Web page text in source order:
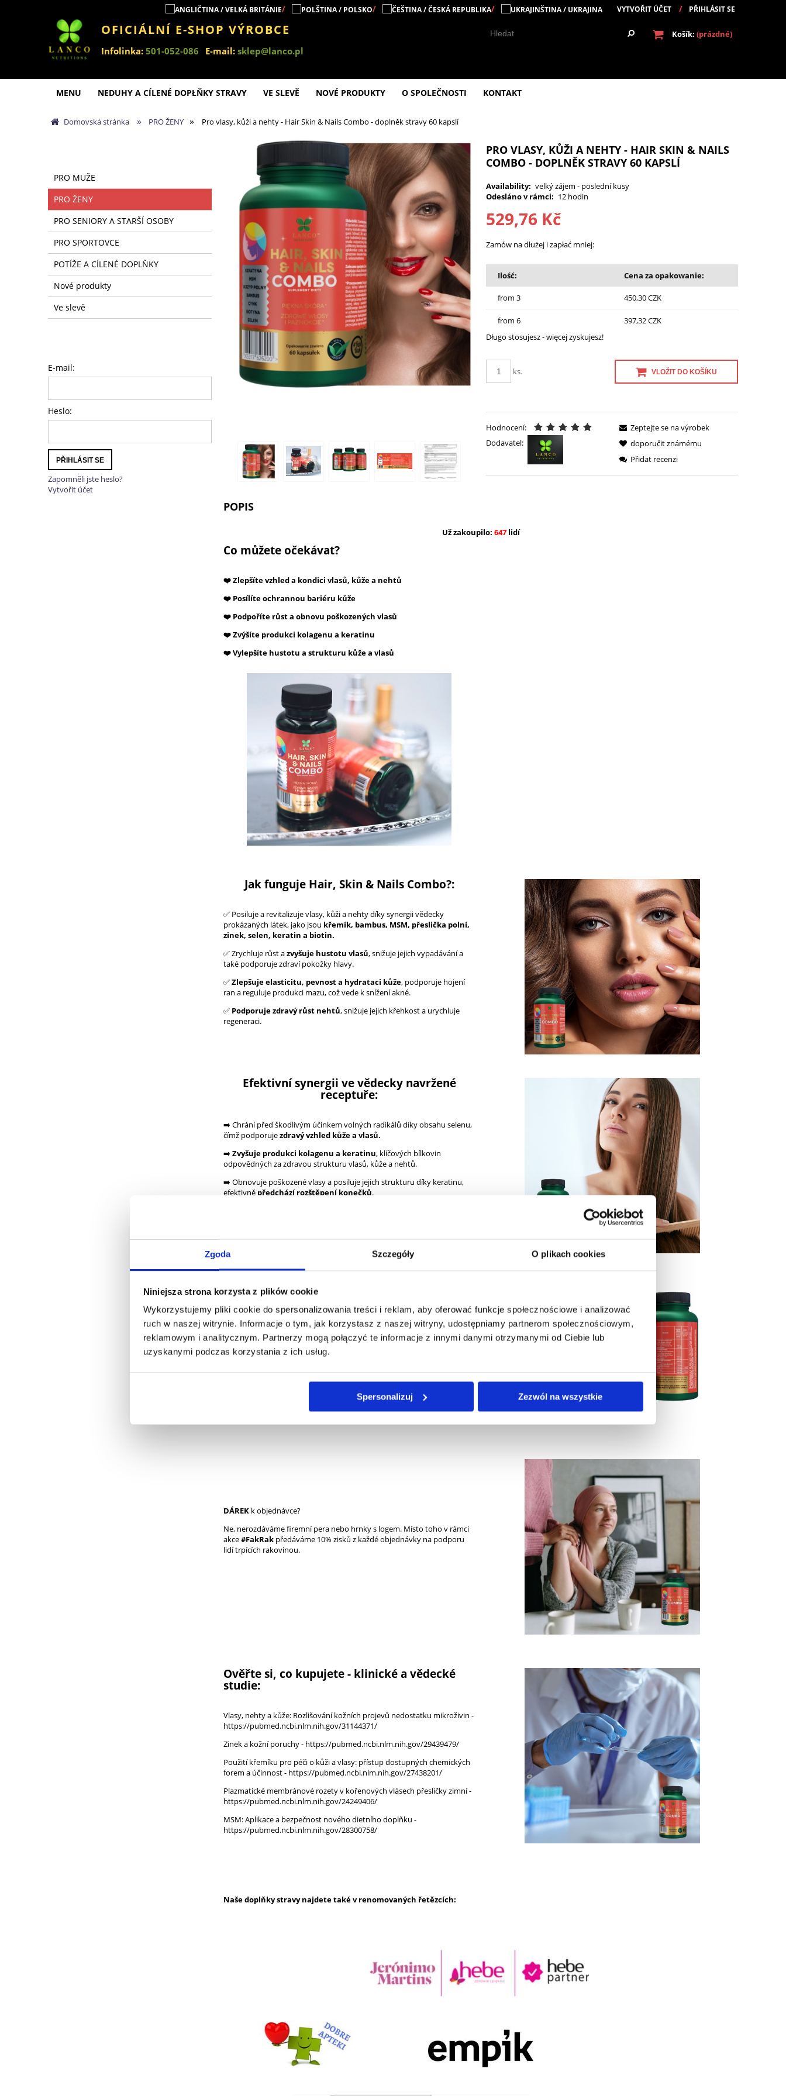
Zgoda Szczegóły O plikach cookies
Niniejsza strona korzysta z plików cookie
Wykorzystujemy pliki cookie do spersonalizowania treści i reklam, aby oferować funkcje społecznościowe i analizować
ruch w naszej witrynie. Informacje o tym, jak korzystasz z naszej witryny, udostępniamy partnerom społecznościowym,
reklamowym i analitycznym. Partnerzy mogą połączyć te informacje z innymi danymi otrzymanymi od Ciebie lub
uzyskanymi podczas korzystania z ich usług.
Spersonalizuj Zezwól na wszystkie
VYTVOŘIT ÚČET PŘIHLÁSIT SE
OFICIÁLNÍ E-SHOP VÝROBCE
Infolinka: 501-052-086 E-mail: sklep@lanco.pl
Košík: (prázdné)
MENU NEDUHY A CÍLENÉ DOPŁŇKY STRAVY VE SLEVĚ NOVÉ PRODUKTY O SPOLEČNOSTI KONTAKT
Domovská stránka » PRO ŽENY » Pro vlasy, kůži a nehty - Hair Skin & Nails Combo - doplněk stravy 60 kapslí
PRO MUŽE
PRO ŽENY
PRO SENIORY A STARŠÍ OSOBY
PRO SPORTOVCE
POTÍŽE A CÍLENÉ DOPLŇKY
Nové produkty
Ve slevě
E-mail:
Heslo:
PŘIHLÁSIT SE
Zapomněli jste heslo?
Vytvořit účet
PRO VLASY, KŮŽI A NEHTY - HAIR SKIN & NAILS
COMBO - DOPLNĚK STRAVY 60 KAPSLÍ
Availability: velký zájem - poslední kusy
Odesláno v rámci: 12 hodin
529,76 Kč
Zamów na dłużej i zapłać mniej:
Ilość: Cena za opakowanie:
from 3 450,30 CZK
from 6
397,32 CZK
Długo stosujesz - więcej zyskujesz!
ks. VLOŽIT DO KOŠÍKU
Hodnocení:
Dodavatel:
Zeptejte se na výrobek
doporučit známému
Přidat recenzi
POPIS
Už zakoupilo: 647lidí
Co můžete očekávat?
❤️ Zlepšíte vzhled a kondici vlasů, kůže a nehtů
❤️ Posílíte ochrannou bariéru kůže
❤️ Podpoříte růst a obnovu poškozených vlasů
❤️ Zvýšíte produkci kolagenu a keratinu
❤️ Vylepšíte hustotu a strukturu kůže a vlasů
Jak funguje Hair, Skin & Nails Combo?:
✅ Posiluje a revitalizuje vlasy, kůži a nehty díky synergii vědecky
prokázaných látek, jako jsou křemík, bambus, MSM, přeslička polní,
zinek, selen, keratin a biotin.
✅ Zrychluje růst azvyšuje hustotu vlasů, snižuje jejich vypadávání a
také podporuje zdraví pokožky hlavy.
✅Zlepšuje elasticitu, pevnost a hydrataci kůže, podporuje hojení
ran a reguluje produkci mazu, což vede k snížení akné.
✅ Podporuje zdravý růst nehtů, snižuje jejich křehkost a urychluje
regeneraci.
Efektivní synergii ve vědecky navržené
receptuře:
➡️ Chrání před škodlivým účinkem volných radikálů díky obsahu selenu,
čímž podporujezdravý vzhled kůže a vlasů.
➡️ Zvyšuje produkci kolagenu a keratinu, klíčových bílkovin
odpovědných za zdravou strukturu vlasů, kůže a nehtů.
➡️ Obnovuje poškozené vlasy a posiluje jejich strukturu díky keratinu,
efektivně předchází rozštěpení konečků.
Složení:Standardizovaný extrakt z přesličky rolní (Equisetum arvense
výhonků běžného bambusu (Bambusa vulgaris Schrad.) 20:1 obsahující
70 % křemičitanů - 300mg, celulózová Vege kapsle -(povlaková látka-
hydroxypropylmethylcelulóza, čištěná voda), MSM - 200mg, jablková
vláknina, keratin-hydrolyzované keratinové peptidy - 30mg, zinek
(glukonát zinečnatý) - 10mg, protispékavá látka-hořečnaté soli mastných
Doporučená konzumace:Doporučuje se konzumovat 2 kapsle denně
s velkým množstvím vody. Nepřekračujte doporučenou denní dávku.
DÁREK k objednávce?
Ne, nerozdáváme firemní pera nebo hrnky s logem. Místo toho v rámci
akce#FakRak předáváme 10% zisků z každé objednávky na podporu
lidí trpících rakovinou.
Ověřte si, co kupujete - klinické a vědecké
studie:
Vlasy, nehty a kůže: Rozlišování kožních projevů nedostatku mikroživin -
https://pubmed.ncbi.nlm.nih.gov/31144371/
Zinek a kožní poruchy - https://pubmed.ncbi.nlm.nih.gov/29439479/
Použití křemíku pro péči o kůži a vlasy: přístup dostupných chemických
forem a účinnost - https://pubmed.ncbi.nlm.nih.gov/27438201/
Plazmatické membránové rozety v kořenových vlásech přesličky zimní -
https://pubmed.ncbi.nlm.nih.gov/24249406/
MSM: Aplikace a bezpečnost nového dietního doplňku -
https://pubmed.ncbi.nlm.nih.gov/28300758/
Naše doplňky stravy najdete také v renomovaných řetězcích: